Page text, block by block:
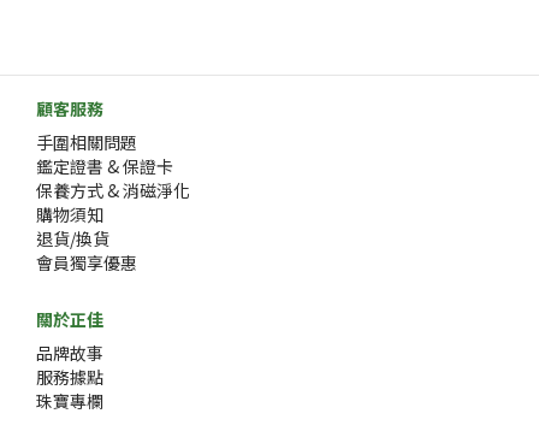
顧客服務
手圍相關問題
鑑定證書 & 保證卡
保養方式 & 消磁淨化
購物須知
退貨/換貨
會員獨享優惠
關於正佳
品牌故事
服務據點
珠寶專欄